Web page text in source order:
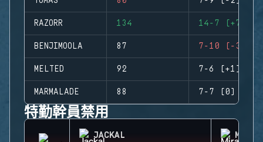
RAZORR 134 14-7 (+7)
BENJIMOOLA 87 7-10 (-3)
MELTED 92 7-6 (+1)
MARMALADE 88 7-7 (0)
特勤幹員禁用
JACKAL MIRA